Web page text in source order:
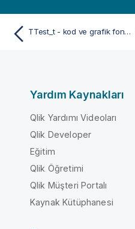
TTest_t - kod ve grafik fonksiyonu
Yardım Kaynakları
Qlik Yardımı Videoları
Qlik Developer
Eğitim
Qlik Öğretimi
Qlik Müşteri Portalı
Kaynak Kütüphanesi